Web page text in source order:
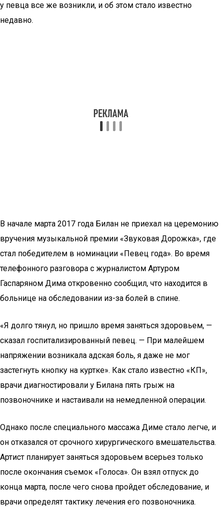
у певца все же возникли, и об этом стало известно
недавно.
В начале марта 2017 года Билан не приехал на церемонию
вручения музыкальной премии «Звуковая Дорожка», где
стал победителем в номинации «Певец года». Во время
телефонного разговора с журналистом Артуром
Гаспаряном Дима откровенно сообщил, что находится в
больнице на обследовании из-за болей в спине.
«Я долго тянул, но пришло время заняться здоровьем, —
сказал госпитализированный певец. — При малейшем
напряжении возникала адская боль, я даже не мог
застегнуть кнопку на куртке». Как стало известно «КП»,
врачи диагностировали у Билана пять грыж на
позвоночнике и настаивали на немедленной операции.
Однако после специального массажа Диме стало легче, и
он отказался от срочного хирургического вмешательства.
Артист планирует заняться здоровьем всерьез только
после окончания съемок «Голоса». Он взял отпуск до
конца марта, после чего снова пройдет обследование, и
врачи определят тактику лечения его позвоночника.